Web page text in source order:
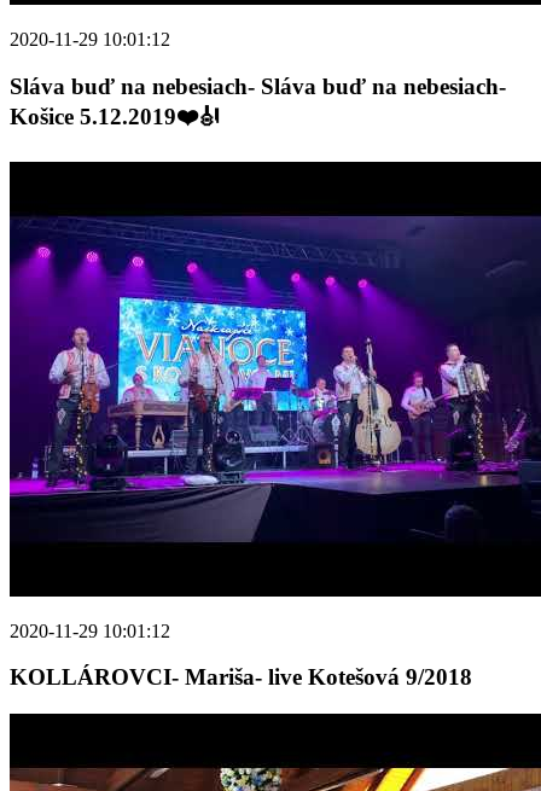
2020-11-29 10:01:12
Sláva buď na nebesiach- Sláva buď na nebesiach-
Košice 5.12.2019❤️🎻
2020-11-29 10:01:12
KOLLÁROVCI- Mariša- live Kotešová 9/2018